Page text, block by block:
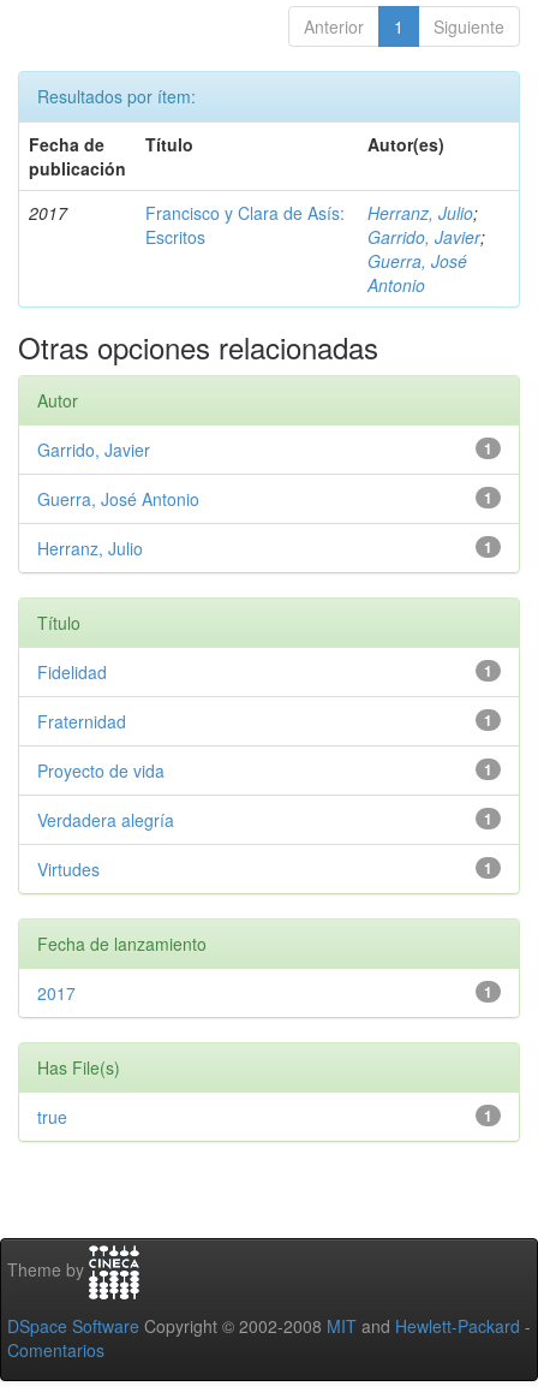
Anterior 1 Siguiente
Resultados por ítem:
Fecha de
publicación
Título Autor(es)
2017
Francisco y Clara de Asís:
Escritos
Herranz, Julio;
Garrido, Javier;
Guerra, José
Antonio
Otras opciones relacionadas
Autor
1
Garrido, Javier
1
Guerra, José Antonio
1
Herranz, Julio
Título
1
Fidelidad
1
Fraternidad
1
Proyecto de vida
1
Verdadera alegría
1
Virtudes
Fecha de lanzamiento
1
2017
Has File(s)
1
true
Theme by
DSpace Software Copyright © 2002-2008 MIT and Hewlett-Packard -
Comentarios